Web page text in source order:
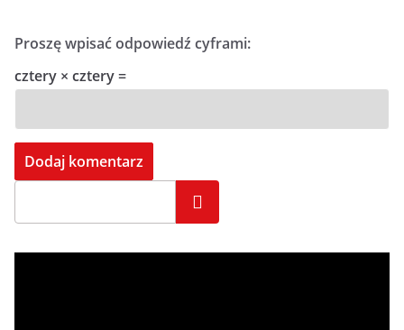
Proszę wpisać odpowiedź cyframi:
cztery × cztery =
Szukaj